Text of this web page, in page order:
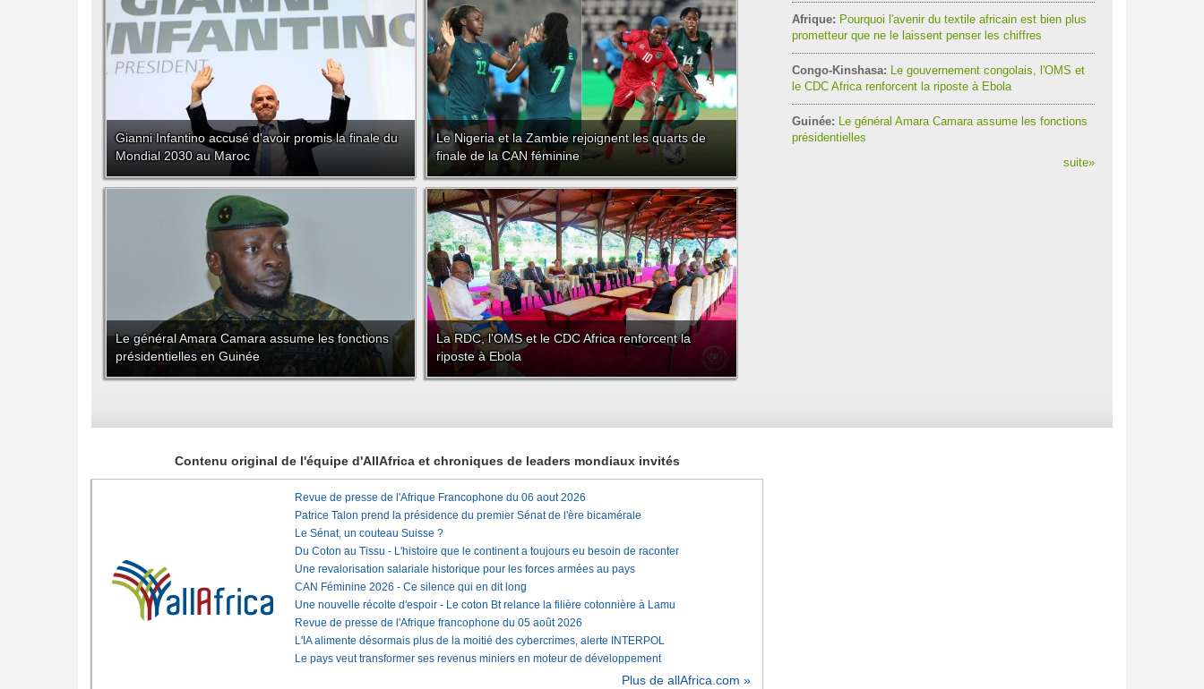
Gianni Infantino accusé d'avoir promis la finale du
Mondial 2030 au Maroc
Le Nigeria et la Zambie rejoignent les quarts de
finale de la CAN féminine
Le général Amara Camara assume les fonctions
présidentielles en Guinée
La RDC, l'OMS et le CDC Africa renforcent la
riposte à Ebola
Afrique: Pourquoi l'avenir du textile africain est bien plus
prometteur que ne le laissent penser les chiffres
Congo-Kinshasa: Le gouvernement congolais, l'OMS et
le CDC Africa renforcent la riposte à Ebola
Guinée: Le général Amara Camara assume les fonctions
présidentielles
suite»
Contenu original de l'équipe d'AllAfrica et chroniques de leaders mondiaux invités
Revue de presse de l'Afrique Francophone du 06 aout 2026
Patrice Talon prend la présidence du premier Sénat de l'ère bicamérale
Le Sénat, un couteau Suisse ?
Du Coton au Tissu - L'histoire que le continent a toujours eu besoin de raconter
Une revalorisation salariale historique pour les forces armées au pays
CAN Féminine 2026 - Ce silence qui en dit long
Une nouvelle récolte d'espoir - Le coton Bt relance la filière cotonnière à Lamu
Revue de presse de l'Afrique francophone du 05 août 2026
L'IA alimente désormais plus de la moitié des cybercrimes, alerte INTERPOL
Le pays veut transformer ses revenus miniers en moteur de développement
Plus de allAfrica.com »